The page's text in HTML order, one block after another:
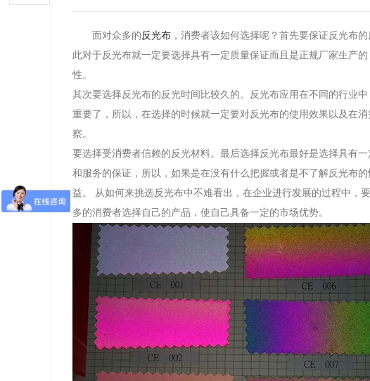
面对众多的反光布 ，消费者该如何选择呢？首先要保证反光布
此对于反光布就一定要选择具有一定质量保证而且是正规厂家生产
性。
其次要选择反光布的反光时间比较久的。反光布应用在不同的行业
重要了，所以，在选择的时候就一定要对反光布的使用效果以及在
察。
要选择受消费者信赖的反光材料。最后选择反光布最好是选择具有
和服务的保证，所以，如果是在没有什么把握或者是不了解反光布
益。 从如何来挑选反光布中不难看出，在企业进行发展的过程中，
多的消费者选择自己的产品，使自己具备一定的市场优势。